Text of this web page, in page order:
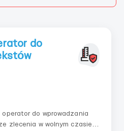
do
operator do wprowadzania
zlecenia w wolnym czasie